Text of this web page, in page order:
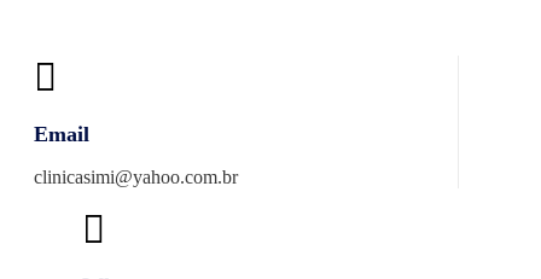
content
Email
clinicasimi@yahoo.com.br